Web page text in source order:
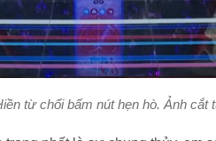
từ chối bấm nút hẹn hò. Ảnh cắt